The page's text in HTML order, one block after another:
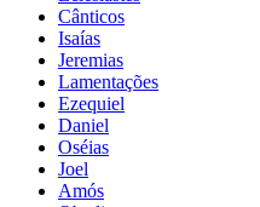
Cânticos
Isaías
Jeremias
Lamentações
Ezequiel
Daniel
Oséias
Joel
Amós